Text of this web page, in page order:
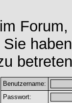
Benutzername:
Passwort: